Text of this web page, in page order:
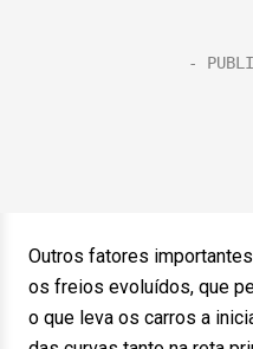
Outros fatores
os freios evoluídos, que
o que leva os carros a